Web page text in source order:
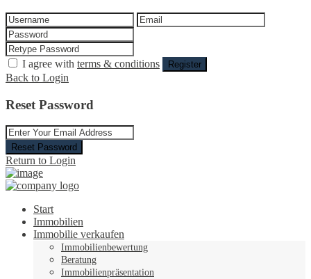
I agree with terms & conditions Register
Back to Login
Reset Password
Reset Password
Return to Login
Start
Immobilien
Immobilie verkaufen
Immobilienbewertung
Beratung
Immobilienpräsentation